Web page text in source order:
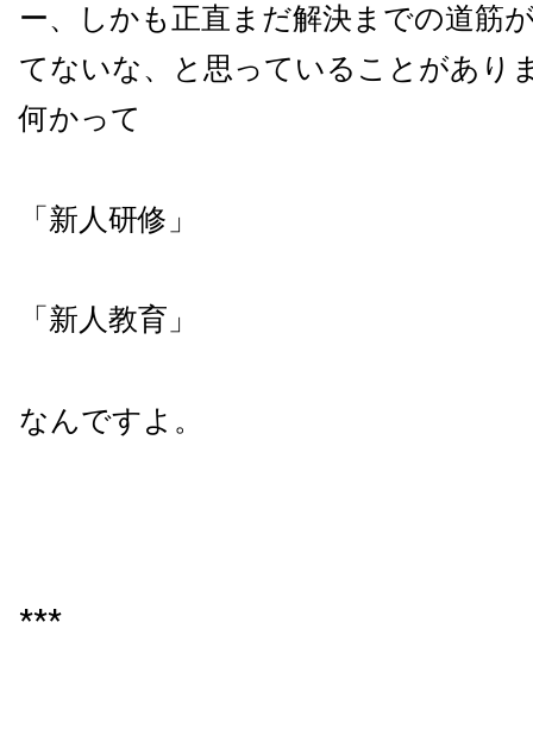
ー、しかも正直まだ解決までの道筋
てないな、と思っていることがあり
何かって
「新人研修」
「新人教育」
なんですよ。
***